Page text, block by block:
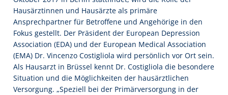
Hausärztinnen und Hausärzte als primäre
Ansprechpartner für Betroffene und Angehörige in den
Fokus gestellt. Der Präsident der European Depression
Association (EDA) und der European Medical Association
(EMA) Dr. Vincenzo Costigliola wird persönlich vor Ort sein.
Als Hausarzt in Brüssel kennt Dr. Costigliola die besondere
Situation und die Möglichkeiten der hausärztlichen
Versorgung. „Speziell bei der Primärversorgung in der